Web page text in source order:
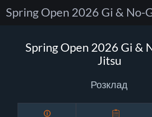
Spring Open 2026 Gi &
Jitsu
Розклад